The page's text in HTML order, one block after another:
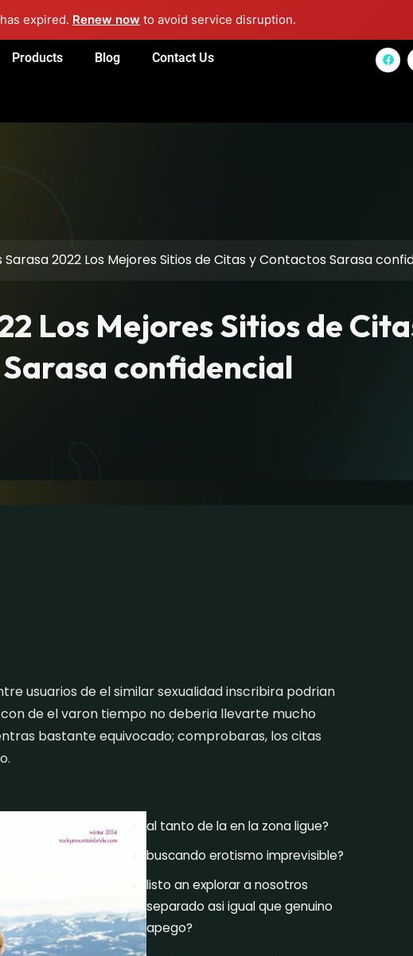
expired. Renew now to avoid service disruption.
Products Blog Contact Us
2022 Los Mejores Sitios de Citas y Contactos Sarasa
Los Mejores Sitios de
confidencial
usuarios de el similar sexualidad inscribira podrian
de el varon tiempo no deberia llevarte mucho
bastante equivocado; comprobaras, los citas
al tanto de la en la zona ligue?
buscando erotismo imprevisible?
listo an explorar a nosotros
separado asi igual que genuino
apego?